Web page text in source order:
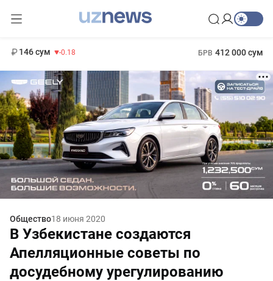
146 сум -0.18 БРВ 412 000 сум
Общество18 июня 2020
В Узбекистане создаются
Апелляционные советы по
досудебному урегулированию